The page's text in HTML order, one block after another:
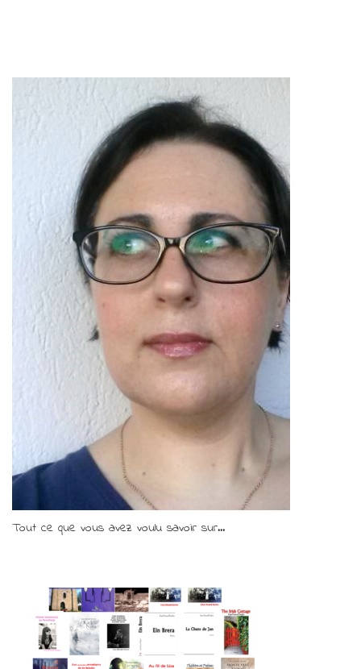
Tout ce que vous avez voulu savoir sur...